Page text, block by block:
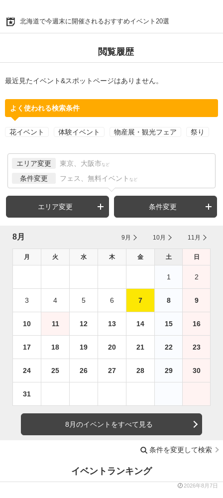
北海道で今週末に開催されるおすすめイベント20選
閲覧履歴
最近見たイベント&スポットページはありません。
よく使われる検索条件
花イベント 体験イベント 物産展・観光フェア 祭り
エリア変更 東京、大阪市 など
条件変更 フェス、無料イベント など
エリア変更 条件変更
8月 9月 10月 11月
月 火 水 木 金 土 日
1 2
3 4 5 6 7 8 9
10 11 12 13 14 15 16
17 18 19 20 21 22 23
24 25 26 27 28 29 30
31
8月のイベントをすべて見る
条件を変更して検索
イベントランキング
2026年8月7日